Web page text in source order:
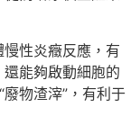
性炎癥反應，有
能夠啟動細胞的
廢物渣滓”，有利于